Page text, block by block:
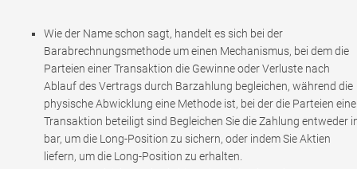
Wie der Name schon sagt, handelt es sich bei der
Barabrechnungsmethode um einen Mechanismus, bei dem die
Parteien einer Transaktion die Gewinne oder Verluste nach
Ablauf des Vertrags durch Barzahlung begleichen, während die
physische Abwicklung eine Methode ist, bei der die Parteien
Transaktion beteiligt sind Begleichen Sie die Zahlung entweder
bar, um die Long-Position zu sichern, oder indem Sie Aktien
liefern, um die Long-Position zu erhalten.